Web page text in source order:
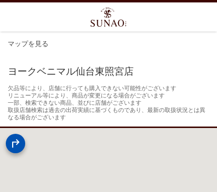
マップを見る
ヨークベニマル仙台東照宮店
欠品等により、店舗に行っても購入できない可能性がございます
リニューアル等により、商品が変更になる場合がございます
一部、検索できない商品、並びに店舗がございます
取扱店舗検索は過去の出荷実績に基づくものであり、最新の取扱状況とは異
なる場合がございます